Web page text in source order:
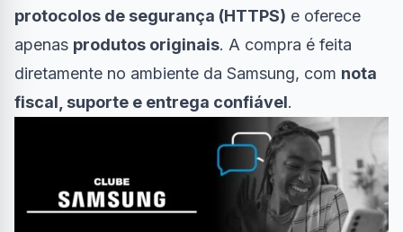
protocolos de segurança (HTTPS) e oferece
apenas produtos originais. A compra é feita
diretamente no ambiente da Samsung, com nota
fiscal, suporte e entrega confiável.